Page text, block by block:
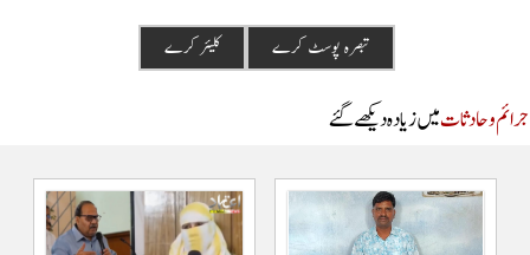
و حادثاتمیں زیادہ دیکھے گئے